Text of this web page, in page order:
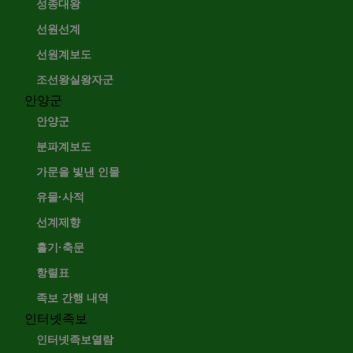
성종대왕
선원선계
선원계보도
조선왕실왕자군
안양군
안양군
분파계보도
가문을 빛낸 인물
유물·사적
선계제향
홀기·축문
항렬표
족보 간행 내역
인터넷족보
인터넷족보열람